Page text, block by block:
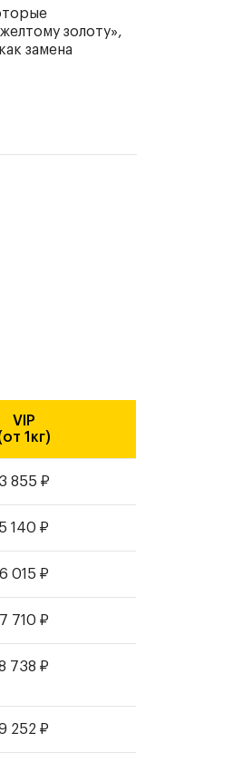
золоту»,
замена
VIP
1кг)
3 855 ₽
5 140 ₽
6 015 ₽
7 710 ₽
738 ₽
252 ₽